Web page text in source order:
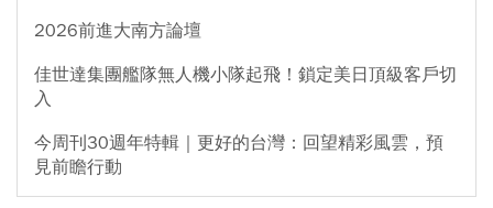
2026前進大南方論壇
佳世達集團艦隊無人機小隊起飛！鎖定美日頂級客戶切
入
今周刊30週年特輯｜更好的台灣：回望精彩風雲，預
見前瞻行動